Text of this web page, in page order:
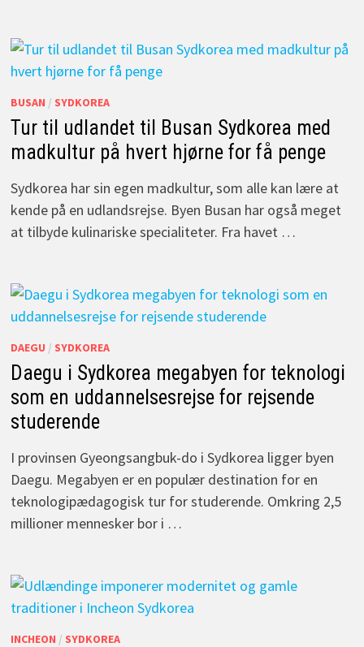
BUSAN / SYDKOREA
Tur til udlandet til Busan Sydkorea med
madkultur på hvert hjørne for få penge
Sydkorea har sin egen madkultur, som alle kan lære at
kende på en udlandsrejse. Byen Busan har også meget
at tilbyde kulinariske specialiteter. Fra havet …
DAEGU / SYDKOREA
Daegu i Sydkorea megabyen for teknologi
som en uddannelsesrejse for rejsende
studerende
I provinsen Gyeongsangbuk-do i Sydkorea ligger byen
Daegu. Megabyen er en populær destination for en
teknologipædagogisk tur for studerende. Omkring 2,5
millioner mennesker bor i …
INCHEON / SYDKOREA